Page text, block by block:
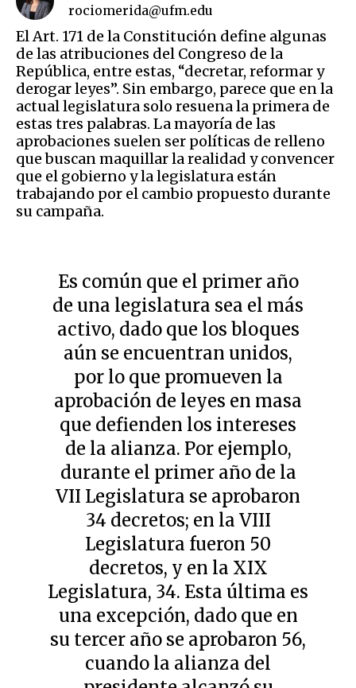
rociomerida@ufm.edu
El Art. 171 de la Constitución define algunas
de las atribuciones del Congreso de la
República, entre estas, “decretar, reformar y
derogar leyes”. Sin embargo, parece que en la
actual legislatura solo resuena la primera de
estas tres palabras. La mayoría de las
aprobaciones suelen ser políticas de relleno
que buscan maquillar la realidad y convencer
que el gobierno y la legislatura están
trabajando por el cambio propuesto durante
su campaña.
Es común que el primer año
de una legislatura sea el más
activo, dado que los bloques
aún se encuentran unidos,
por lo que promueven la
aprobación de leyes en masa
que defienden los intereses
de la alianza. Por ejemplo,
durante el primer año de la
VII Legislatura se aprobaron
34 decretos; en la VIII
Legislatura fueron 50
decretos, y en la XIX
Legislatura, 34. Esta última es
una excepción, dado que en
su tercer año se aprobaron 56,
cuando la alianza del